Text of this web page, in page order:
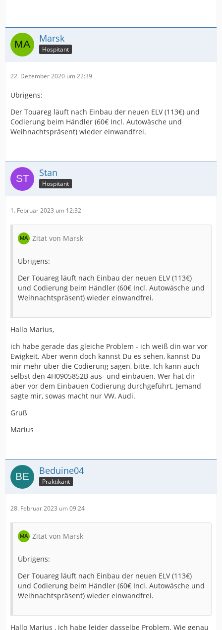
Marsk
Hospitant
22. Dezember 2020 um 22:39
Übrigens:
Der Touareg läuft nach Einbau der neuen ELV (113€) und
Codierung beim Händler (60€ Incl. Autowäsche und
Weihnachtspräsent) wieder einwandfrei.
Stan
Hospitant
1. Februar 2023 um 12:32
Zitat von Marsk
Übrigens:
Der Touareg läuft nach Einbau der neuen ELV (113€)
und Codierung beim Händler (60€ Incl. Autowäsche und
Weihnachtspräsent) wieder einwandfrei.
Hallo Marius,
ich habe gerade das gleiche Problem - ich weiß din war vor
Ewigkeit. Aber wenn doch kannst Du es sehen, kannst Du
mir mehr über die Codierung sagen, bitte. Ich kann auch
selbst den 4H0905852B aus- und einbauen. Wer hat dir
aber vor dem Einbauen Codierung durchgeführt. Jemand
sagte mir, sowas macht nur VW, Audi.
Gruß
Marius
Beduine04
Praktikant
28. Februar 2023 um 09:24
Zitat von Marsk
Übrigens:
Der Touareg läuft nach Einbau der neuen ELV (113€)
und Codierung beim Händler (60€ Incl. Autowäsche und
Weihnachtspräsent) wieder einwandfrei.
Hallo Marius , ich habe leider dasselbe Problem. Wie genau